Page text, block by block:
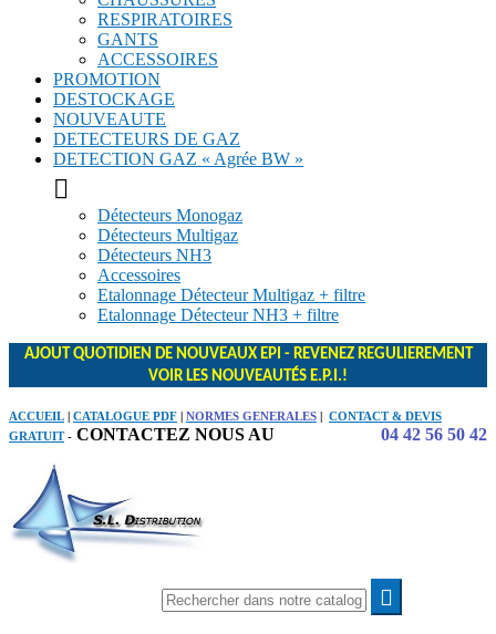
RESPIRATOIRES
GANTS
ACCESSOIRES
PROMOTION
DESTOCKAGE
NOUVEAUTE
DETECTEURS DE GAZ
DETECTION GAZ « Agrée BW »

Détecteurs Monogaz
Détecteurs Multigaz
Détecteurs NH3
Accessoires
Etalonnage Détecteur Multigaz + filtre
Etalonnage Détecteur NH3 + filtre
AJOUT QUOTIDIEN DE NOUVEAUX EPI - REVENEZ REGULIEREMENT
VOIR LES NOUVEAUTÉS E.P.I.!
ACCUEIL | CATALOGUE PDF | NORMES GENERALES | CONTACT & DEVIS
GRATUIT- CONTACTEZ NOUS AU 04 42 56 50 42
